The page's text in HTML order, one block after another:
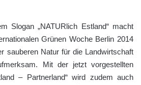
Slogan „NATURlich Estland“ macht
Grünen Woche Berlin 2014
sauberen Natur für die Landwirtschaft
Mit der jetzt vorgestellten
– Partnerland“ wird zudem auch